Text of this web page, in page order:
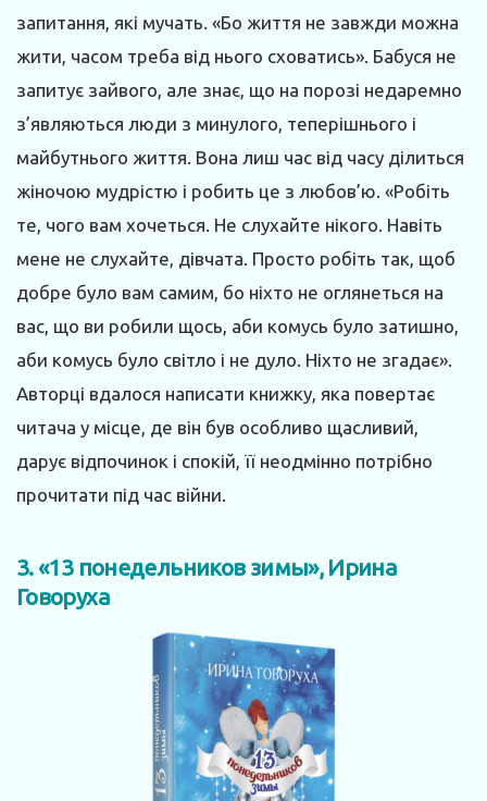
запитання, які мучать. «Бо життя не завжди можна
жити, часом треба від нього сховатись». Бабуся не
запитує зайвого, але знає, що на порозі недаремно
з’являються люди з минулого, теперішнього і
майбутнього життя. Вона лиш час від часу ділиться
жіночою мудрістю і робить це з любов’ю. «Робіть
те, чого вам хочеться. Не слухайте нікого. Навіть
мене не слухайте, дівчата. Просто робіть так, щоб
добре було вам самим, бо ніхто не оглянеться на
вас, що ви робили щось, аби комусь було затишно,
аби комусь було світло і не дуло. Ніхто не згадає».
Авторці вдалося написати книжку, яка повертає
читача у місце, де він був особливо щасливий,
дарує відпочинок і спокій, її неодмінно потрібно
прочитати під час війни.
3. «13 понедельников зимы», Ирина
Говоруха